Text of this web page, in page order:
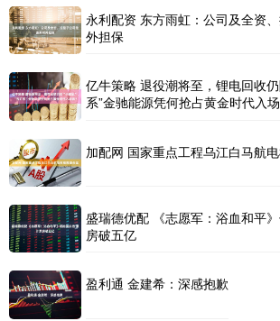
永利配资 东方雨虹：公司及全资
外担保
亿牛策略 退役潮将至，锂电回收仍
系”金驰能源凭何抢占黄金时代入
加配网 国家重点工程乌江白马航
盛瑞德优配 《志愿军：浴血和平
房破五亿
盈利通 金建希：深感抱歉